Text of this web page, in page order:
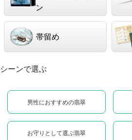
ン
帯留め
シーンで選ぶ
男性におすすめの翡翠
お守りとして選ぶ翡翠